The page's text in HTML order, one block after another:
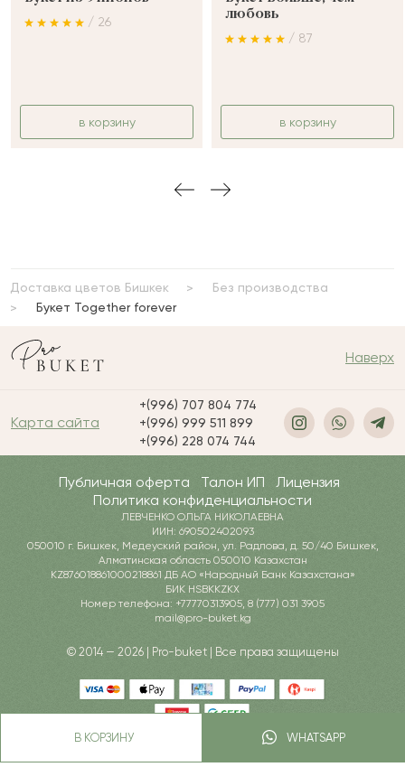
В КОРЗИНУ WHATSAPP
/ 26
в корзину
любовь
/ 87
в корзину
Доставка цветов Бишкек
Без производства
Букет Together forever
Наверх
Карта сайта
+(996) 707 804 774
+(996) 999 511 899
+(996) 228 074 744
Публичная оферта Талон ИП
Лицензия
Политика конфиденциальности
ЛЕВЧЕНКО ОЛЬГА НИКОЛАЕВНА
ИИН: 690502402093
050010 г. Бишкек, Медеуский район, ул. Радлова, д. 50/40 Бишкек,
Алматинская область 050010 Казахстан
KZ876018861000218861 ДБ АО «Народный Банк Казахстана»
БИК HSBKKZKX
Номер телефона: +77770313905, 8 (777) 031 3905
mail@pro-buket.kg
© 2014 — 2026 | Pro-buket | Все права защищены